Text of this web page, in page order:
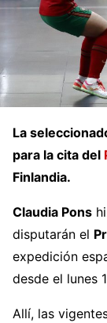
La
para la cita del
Finlandia.
Claudia Pons
disputarán el
expedición
desde el lunes
Allí, las